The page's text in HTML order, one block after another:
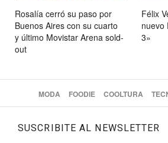
Rosalía cerró su paso por
Buenos Aires con su cuarto
y último Movistar Arena sold-
out
Félix
nuevo
3»
MODA FOODIE COOLTURA
SUSCRIBITE AL NEWSLETTER